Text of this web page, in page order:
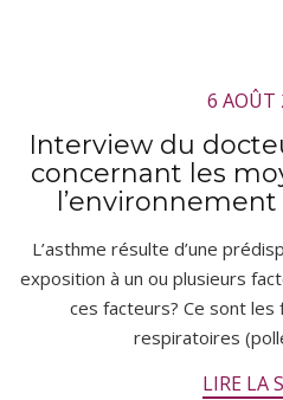
6 AOÛT
Interview du
concernant les
L’asthme résulte d’une
exposition à un ou plusieurs
ces facteurs? Ce sont
respiratoires
LIRE LA